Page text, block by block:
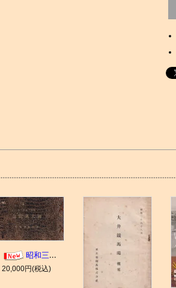
昭和三年十一月 御大典記念
20,000円(税込)